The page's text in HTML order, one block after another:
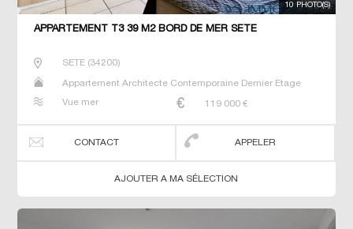
10 PHOTO(S)
APPARTEMENT T3 39 M2 BORD DE MER SETE
SETE(34200)
Appartement Architecte Contemporaine Dernier Etage
Villa
Vue mer 119 000 €
CONTACT APPELER
AJOUTER A MA SÉLECTION